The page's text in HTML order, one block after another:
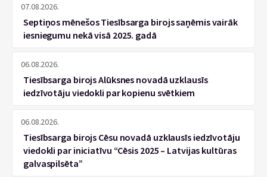
07.08.2026.
Septiņos mēnešos Tiesībsarga birojs saņēmis vairāk
iesniegumu nekā visā 2025. gadā
06.08.2026.
Tiesībsarga birojs Alūksnes novadā uzklausīs
iedzīvotāju viedokli par kopienu svētkiem
06.08.2026.
Tiesībsarga birojs Cēsu novadā uzklausīs iedzīvotāju
viedokli par iniciatīvu “Cēsis 2025 – Latvijas kultūras
galvaspilsēta”